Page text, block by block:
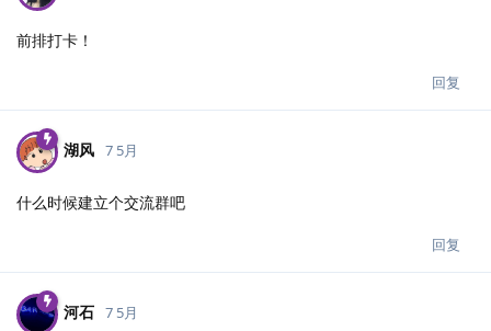
前排打卡！
回复
湖风 7 5月
什么时候建立个交流群吧
回复
河石 7 5月